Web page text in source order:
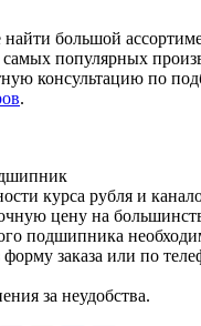
большой
популярных
консультацию по
.
курса рубля и
цену на
подшипника
форму заказа или по
за неудобства.